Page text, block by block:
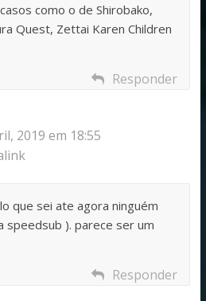
como o de Shirobako,
Quest, Zettai Karen Children
Responder
2019 em 18:55
que sei ate agora ninguém
speedsub ). parece ser um
Responder